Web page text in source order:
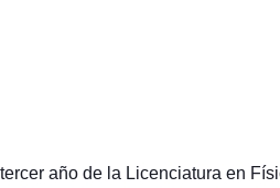
año de la Licenciatura en